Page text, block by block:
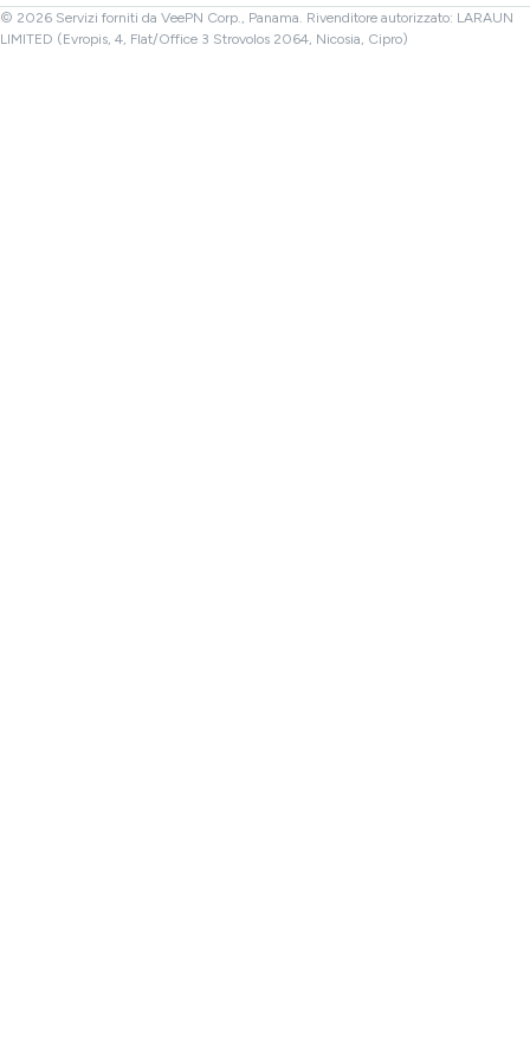
© 2026 Servizi forniti da VeePN Corp., Panama. Rivenditore autorizzato: LARAUN
LIMITED (Evropis, 4, Flat/Office 3 Strovolos 2064, Nicosia, Cipro)